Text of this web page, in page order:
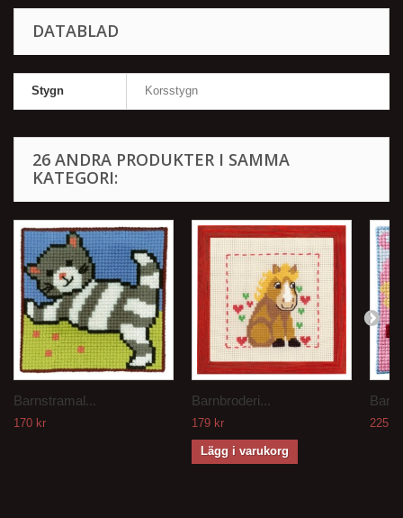
DATABLAD
Stygn Korsstygn
26 ANDRA PRODUKTER I SAMMA
KATEGORI:
Barnstramal...
170 kr
Barnbroderi...
179 kr
Lägg i varukorg
225 kr